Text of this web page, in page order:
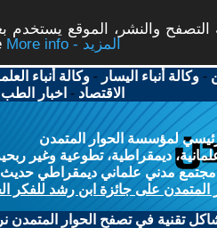
والنشر، الموقع يستخدم
More info - المزيد
-وكالة أنباء اليسار -وكالة أنباء
الاقتصاد - اخبار
لمؤسسة الحوار المتمدن
ديمقراطية، تطوعية وغير
مدني علماني ديمقراطي حديث
المتمدن على جائزة ابن رشد للفكر
تقنية في تصفح الحوار المتمدن